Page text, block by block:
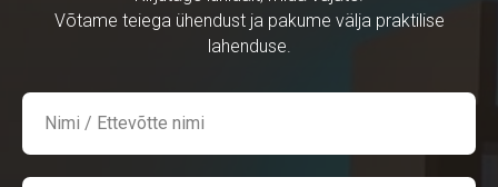
Võtame teiega ühendust ja pakume välja praktilise
lahenduse.